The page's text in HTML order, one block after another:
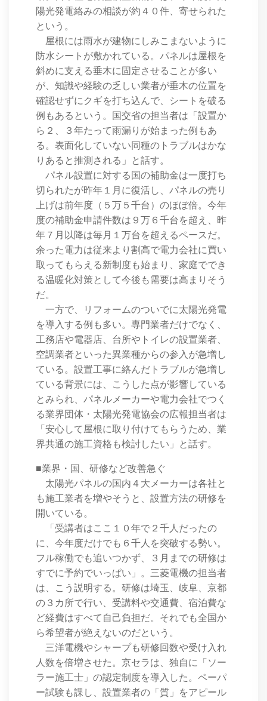
陽光発電絡みの相談が約４０件、寄せられた
という。
屋根には雨水が建物にしみこまないように
防水シートが敷かれている。パネルは屋根を
斜めに支える垂木に固定させることが多い
が、知識や経験の乏しい業者が垂木の位置を
確認せずにクギを打ち込んで、シートを破る
例もあるという。国交省の担当者は「設置か
ら２、３年たって雨漏りが始まった例もあ
る。表面化していない同種のトラブルはかな
りあると推測される」と話す。
パネル設置に対する国の補助金は一度打ち
切られたが昨年１月に復活し、パネルの売り
上げは前年度（５万５千台）のほぼ倍。今年
度の補助金申請件数は９万６千台を超え、昨
年７月以降は毎月１万台を超えるペースだ。
余った電力は従来より割高で電力会社に買い
取ってもらえる新制度も始まり、家庭ででき
る温暖化対策として今後も需要は高まりそう
だ。
一方で、リフォームのついでに太陽光発電
を導入する例も多い。専門業者だけでなく、
工務店や電器店、台所やトイレの設置業者、
空調業者といった異業種からの参入が急増し
ている。設置工事に絡んだトラブルが急増し
ている背景には、こうした点が影響している
とみられ、パネルメーカーや電力会社でつく
る業界団体・太陽光発電協会の広報担当者は
「安心して屋根に取り付けてもらうため、業
界共通の施工資格も検討したい」と話す。
■業界・国、研修など改善急ぐ
太陽光パネルの国内４大メーカーは各社と
も施工業者を増やそうと、設置方法の研修を
開いている。
「受講者はここ１０年で２千人だったの
に、今年度だけでも６千人を突破する勢い。
フル稼働でも追いつかず、３月までの研修は
すでに予約でいっぱい」。三菱電機の担当者
は、こう説明する。研修は埼玉、岐阜、京都
の３カ所で行い、受講料や交通費、宿泊費な
ど経費はすべて自己負担だ。それでも全国か
ら希望者が絶えないのだという。
三洋電機やシャープも研修回数や受け入れ
人数を倍増させた。京セラは、独自に「ソー
ラー施工士」の認定制度を導入した。ペーパ
ー試験も課し、設置業者の「質」をアピール